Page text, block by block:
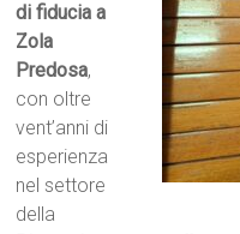
di fiducia a
Zola
Predosa,
con oltre
vent’anni di
esperienza
nel settore
della